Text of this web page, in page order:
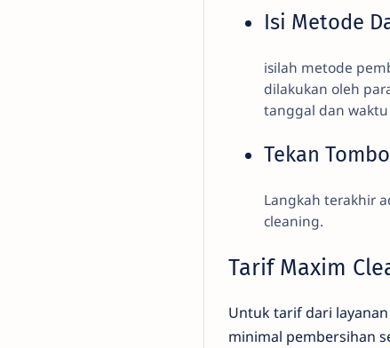
Isi Metode
isilah metode
dilakukan oleh
tanggal dan
Tekan
Langkah terakhir
cleaning.
Tarif Maxim
Untuk tarif dari
minimal pembersihan